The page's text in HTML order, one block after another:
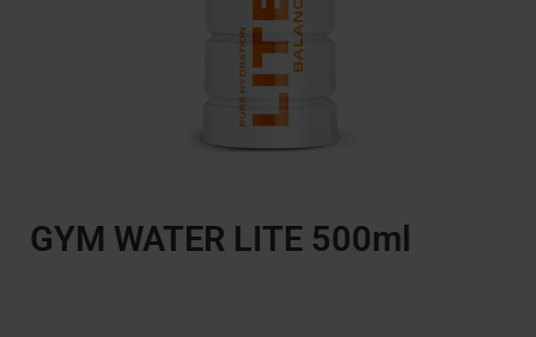
GYM WATER LITE 500ml